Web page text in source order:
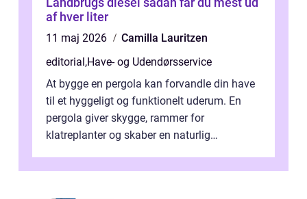
af hver liter
11 maj 2026
Camilla Lauritzen
editorial ,Have- og Udendørsservice
At bygge en pergola kan forvandle din have
til et hyggeligt og funktionelt uderum. En
pergola giver skygge, rammer for
klatreplanter og skaber en naturlig
d...